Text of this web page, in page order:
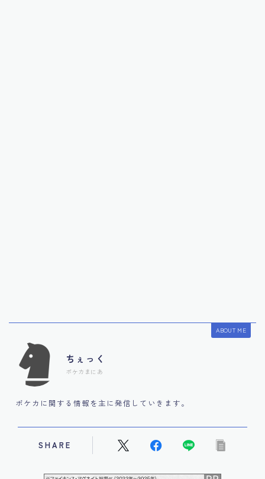
ABOUT ME
ちぇっく
ポケカまにあ
ポケカに関する情報を主に発信していきます。
SHARE